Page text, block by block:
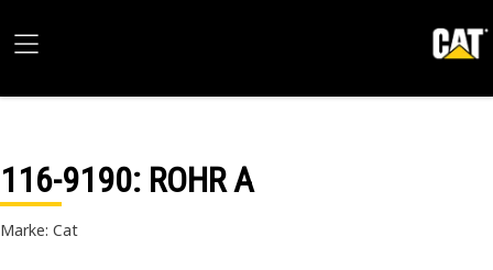
116-9190: ROHR A
Marke: Cat